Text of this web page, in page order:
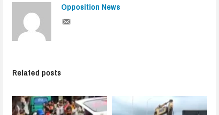
Opposition News
Related posts